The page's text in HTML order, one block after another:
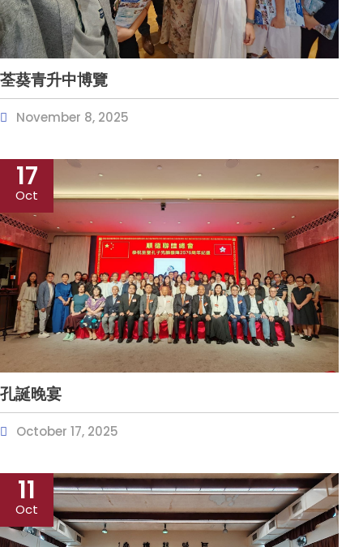
荃葵青升中博覽
November 8, 2025
孔誕晚宴
October 17, 2025
17
Oct
11
Oct